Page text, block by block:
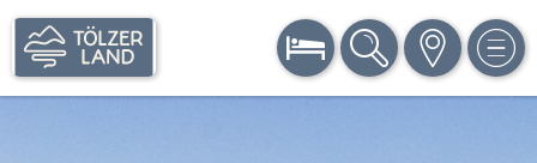
BUCHEN SUCHE KARTE MENÜ